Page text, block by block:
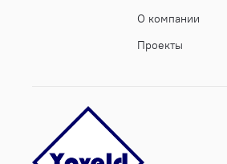
О компании
Проекты